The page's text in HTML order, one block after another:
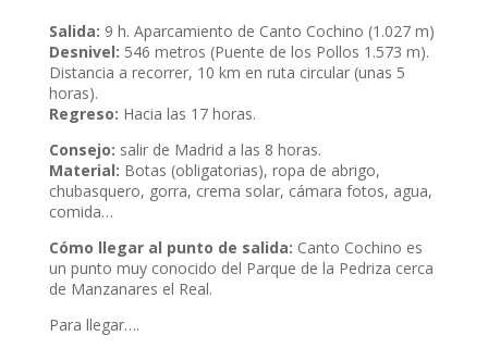
Salida: 9 h. Aparcamiento de Canto Cochino (1.027 m)
Desnivel: 546 metros (Puente de los Pollos 1.573 m).
Distancia a recorrer, 10 km en ruta circular (unas 5
horas).
Regreso: Hacia las 17 horas.
Consejo: salir de Madrid a las 8 horas.
Material: Botas (obligatorias), ropa de abrigo,
chubasquero, gorra, crema solar, cámara fotos, agua,
comida…
Cómo llegar al punto de salida: Canto Cochino es
un punto muy conocido del Parque de la Pedriza cerca
de Manzanares el Real.
Para llegar….